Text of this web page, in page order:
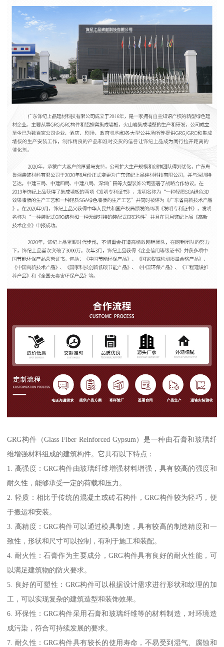
GRG构件（Glass Fiber Reinforced Gypsum）是一种由石膏和玻璃纤
维增强材料组成的建筑构件。它具有以下特点：
1. 高强度：GRG构件由玻璃纤维增强材料增强，具有较高的强度和
耐久性，能够承受一定的荷载和压力。
2. 轻质：相比于传统的混凝土或砖石构件，GRG构件较为轻巧，便
于搬运和安装。
3. 高精度：GRG构件可以通过模具制造，具有较高的制造精度和一
致性，形状和尺寸可以控制，有利于施工和装配。
4. 耐火性：石膏作为主要成分，GRG构件具有良好的耐火性能，可
以满足建筑物的防火要求。
5. 良好的可塑性：GRG构件可以根据设计需求进行形状和纹理的加
工，可以实现复杂的建筑造型和装饰效果。
6. 环保性：GRG构件采用石膏和玻璃纤维等的材料制造，对环境造
成污染，符合可持续发展的要求。
7. 耐久性：GRG构件具有较长的使用寿命，不易受到湿气、腐蚀和